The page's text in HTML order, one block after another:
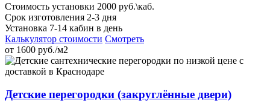
Стоимость установки 2000 руб.\каб.
Срок изготовления 2-3 дня
Установка 7-14 кабин в день
Калькулятор стоимости Смотреть
от 1600 руб./м2
Детские перегородки (закруглённые двери)